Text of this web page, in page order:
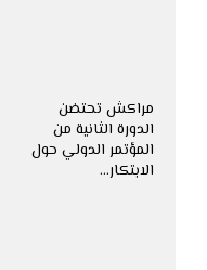
مراكش تحتضن
الدورة الثانية من
المؤتمر الدولي حول
الابتكار…